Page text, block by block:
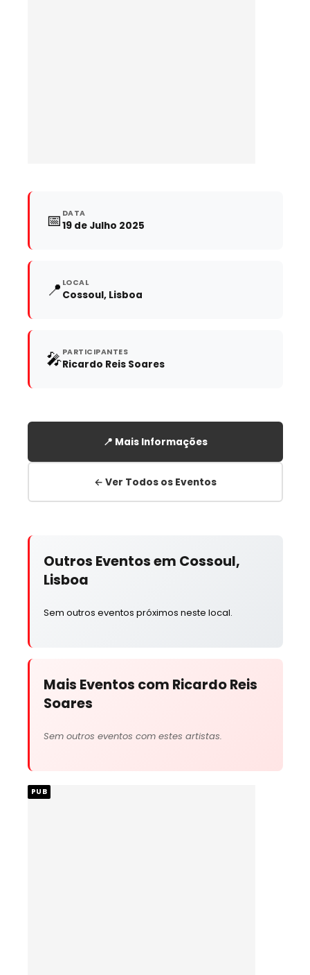
📅 DATA
19 de Julho 2025
📍 LOCAL
Cossoul, Lisboa
🎤PARTICIPANTES
Ricardo Reis Soares
📍 Mais Informações
← Ver Todos os Eventos
Outros Eventos em Cossoul,
Lisboa
Sem outros eventos próximos neste local.
Mais Eventos com Ricardo Reis
Soares
Sem outros eventos com estes artistas.
PUB